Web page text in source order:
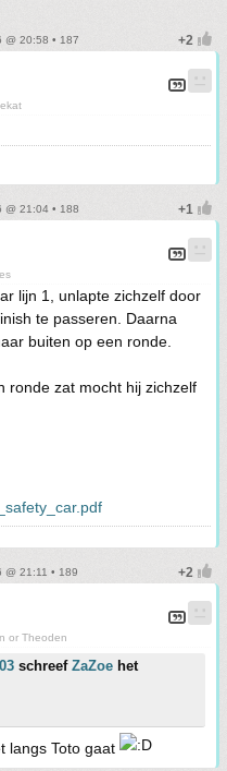
@ 20:58 • 187
@ 21:04 • 188
lijn 1, unlapte zichzelf door
te passeren. Daarna
buiten op een ronde.
ronde zat mocht hij zichzelf
@ 21:11 • 189
or Theoden
schreef ZaZoe het
langs Toto gaat